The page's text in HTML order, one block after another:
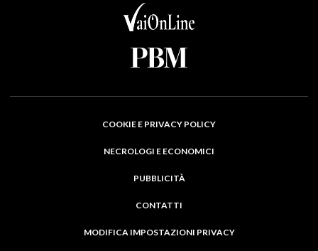
COOKIE E PRIVACY POLICY
NECROLOGI E ECONOMICI
PUBBLICITÀ
CONTATTI
MODIFICA IMPOSTAZIONI PRIVACY